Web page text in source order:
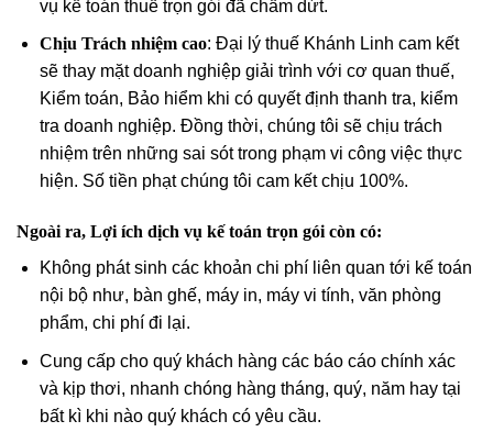
vụ kế toán thuế trọn gói đã chấm dứt.
Chịu Trách nhiệm cao: Đại lý thuế Khánh Linh cam kết
sẽ thay mặt doanh nghiệp giải trình với cơ quan thuế,
Kiểm toán, Bảo hiểm khi có quyết định thanh tra, kiểm
tra doanh nghiệp. Đồng thời, chúng tôi sẽ chịu trách
nhiệm trên những sai sót trong phạm vi công việc thực
hiện. Số tiền phạt chúng tôi cam kết chịu 100%.
Ngoài ra, Lợi ích dịch vụ kế toán trọn gói còn có:
Không phát sinh các khoản chi phí liên quan tới kế toán
nội bộ như, bàn ghế, máy in, máy vi tính, văn phòng
phẩm, chi phí đi lại.
Cung cấp cho quý khách hàng các báo cáo chính xác
và kịp thơi, nhanh chóng hàng tháng, quý, năm hay tại
bất kì khi nào quý khách có yêu cầu.